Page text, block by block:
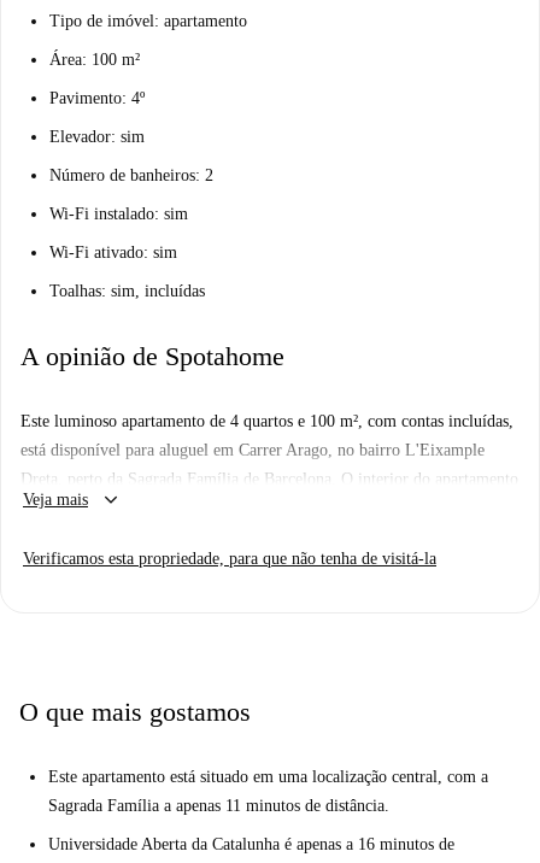
Tipo de imóvel: apartamento
Área: 100 m²
Pavimento: 4º
Elevador: sim
Número de banheiros: 2
Wi-Fi instalado: sim
Wi-Fi ativado: sim
Toalhas: sim, incluídas
A opinião de Spotahome
Este luminoso apartamento de 4 quartos e 100 m², com contas incluídas,
está disponível para aluguel em Carrer Arago, no bairro L'Eixample
Dreta, perto da Sagrada Família de Barcelona. O interior do apartamento
é limpo e luminoso, com 4 quartos, 2 banheiros compartilhados e uma
quartos variam em tamanho, mas cada um possui janelas, espaço de
ao quarto. Você estará bem conectado com o resto da cidade, com a
icônica Sagrada Família de Gaudí.
Veja mais keyboard_arrow_down
Verificamos esta propriedade, para que não tenha de visitá-la
O que mais gostamos
Este apartamento está situado em uma localização central, com a
Sagrada Família a apenas 11 minutos de distância.
Universidade Aberta da Catalunha é apenas a 16 minutos de